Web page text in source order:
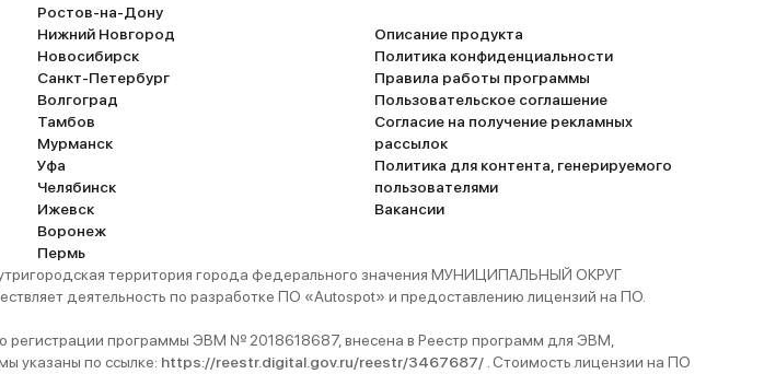
Ростов-на-Дону
Нижний Новгород
Новосибирск
Санкт-Петербург
Волгоград
Тамбов
Мурманск
Уфа
Челябинск
Ижевск
Воронеж
Пермь
Описание продукта
Политика конфиденциальности
Правила работы программы
Пользовательское соглашение
Согласие на получение рекламных
рассылок
Политика для контента, генерируемого
пользователями
Вакансии
территория города федерального значения МУНИЦИПАЛЬНЫЙ ОКРУГ
деятельность по разработке ПО «Autospot» и предоставлению лицензий на ПО.
программы ЭВМ № 2018618687, внесена в Реестр программ для ЭВМ,
указаны по ссылке: https://reestr.digital.gov.ru/reestr/3467687/ . Стоимость лицензии на ПО